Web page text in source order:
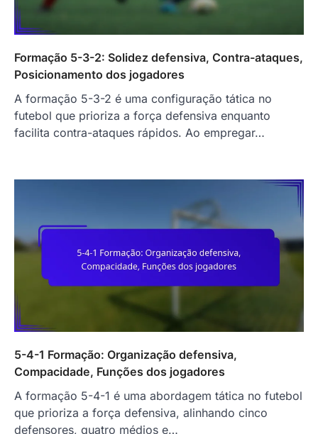
Formação 5-3-2: Solidez defensiva, Contra-ataques,
Posicionamento dos jogadores
A formação 5-3-2 é uma configuração tática no
futebol que prioriza a força defensiva enquanto
facilita contra-ataques rápidos. Ao empregar…
5-4-1 Formação: Organização defensiva,
Compacidade, Funções dos jogadores
A formação 5-4-1 é uma abordagem tática no futebol
que prioriza a força defensiva, alinhando cinco
defensores, quatro médios e…